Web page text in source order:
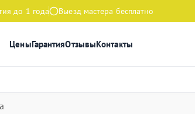
до 1 года Выезд мастера бесплатно
ЦеныГарантияОтзывыКонтакты